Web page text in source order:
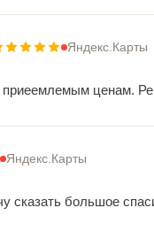
Яндекс.Карты
приеемлемым ценам.
Яндекс.Карты
сказать большое